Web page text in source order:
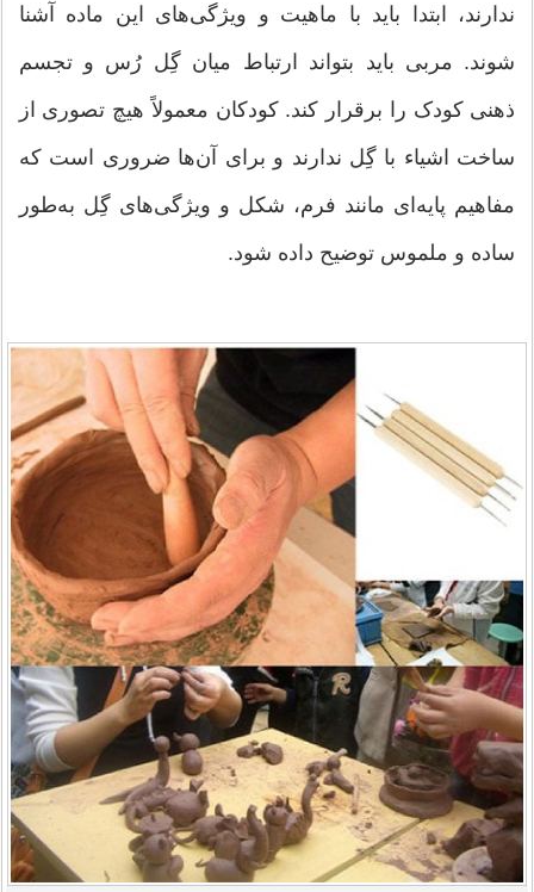
ندارند، ابتدا باید با ماهیت و ویژگی‌های این ماده آشنا
شوند. مربی باید بتواند ارتباط میان گِل رُس و تجسم
ذهنی کودک را برقرار کند. کودکان معمولاً هیچ تصوری از
ساخت اشیاء با گِل ندارند و برای آن‌ها ضروری است که
مفاهیم پایه‌ای مانند فرم، شکل و ویژگی‌های گِل به‌طور
ساده و ملموس توضیح داده شود.